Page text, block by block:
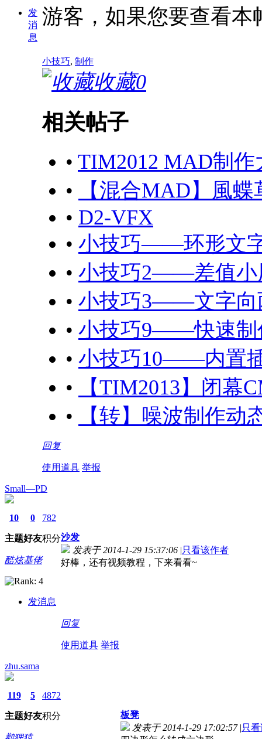
发
消
息
游客，如果您要查看本
小技巧, 制作
收藏0
相关帖子
• TIM2012 MAD制
•
【混合MAD】風
• D2-VFX
• 小技巧——环形文
• 小技巧2——差值小
• 小技巧3——文字向
• 小技巧9——快速制
• 小技巧10——内置
•
【TIM2013】闭幕
•
【转】噪波制作动
回复
使用道具 举报
Small—PD
10
主题
0
好友
782
积分
酷炫基佬
发消息
沙发
发表于 2014-1-29 15:37:06 |只看该作者
好棒，还有视频教程，下来看看~
回复
使用道具 举报
zhu.sama
119
主题
5
好友
4872
积分
板凳
发表于 2014-1-29 17:02:57 |只